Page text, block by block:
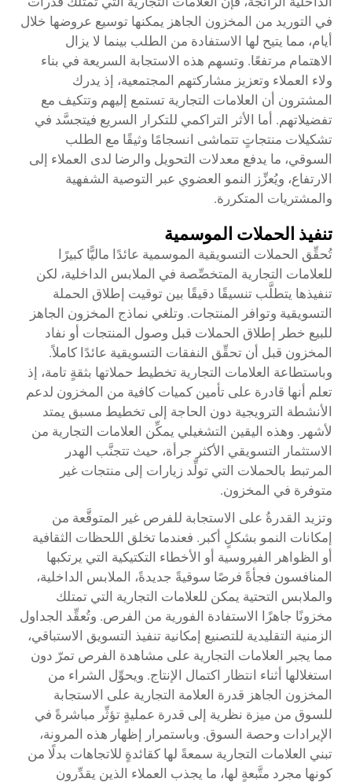
في التوريد من المخزون الجاهز يمكنها توسيع عروضها خلال
أيام، مما يتيح لها الاستفادة من الطلب بينما لا يزال
الاهتمام مرتفعًا. وتسهم هذه الاستجابة السريعة في بناء
ولاء العملاء وتعزيز مشاركتهم المجتمعية، إذ يدرك
المشترون أن العلامات التجارية تستمع إليهم وتتكيف مع
تفضيلاتهم. أما الأثر التراكمي للتكرار السريع فيتجسَّد في
تشكيلات منتجاتٍ تتماشى انسجامًا وثيقًا مع الطلب
السوقي، ما يدفع معدلات التحويل والرضا لدى العملاء إلى
الارتفاع، ويُعزِّز النمو العضوي عبر التوصية الشفهية
والمشتريات المتكررة.
تنفيذ الحملات الموسمية
تُحقِّق الحملات التسويقية الموسمية عائدًا ماليًّا كبيرًا
للعلامات التجارية المتخصِّصة في الملابس الداخلية، لكن
تنفيذها يتطلَّب تنسيقًا دقيقًا بين توقيت إطلاق الحملة
التسويقية وتوافر المنتجات. وتلغي نماذج المخزون الجاهز
للبيع خطر إطلاق الحملات قبل وصول المنتجات أو نفاد
المخزون قبل أن تحقِّق النفقات التسويقية عائدًا كاملاً.
وباستطاعة العلامات التجارية تخطيط حملاتها بثقةٍ تامة، إذ
تعلم أنها قادرة على تأمين كميات كافية من المخزون لدعم
الأنشطة الترويجية دون الحاجة إلى تخطيط مسبق يمتد
لأشهر. وهذه اليقين التشغيلي يمكِّن العلامات التجارية من
الاستثمار التسويقي الأكثر جرأة، حيث تتجنَّب الهدر
المرتبط بالحملات التي تولِّد زيارات إلى منتجات غير
متوفرة في المخزون.
وتزيد القدرةُ على الاستجابة للفرص غير المتوقَّعة من
إمكانات النمو بشكلٍ أكبر. فعندما تخلق اللحظات الثقافية
أو الظواهر الفيروسية أو الأخطاء التكتيكية التي يرتكبها
المنافسون فجأةً فرصًا سوقيةً جديدةً، الملابس الداخلية،
والملابس التحتية يمكن للعلامات التجارية التي تمتلك
مخزونًا جاهزًا الاستفادة الفورية من الفرص. وتُعقِّد الجداول
الزمنية التقليدية للتصنيع إمكانية تنفيذ التسويق الاستباقي،
مما يجبر العلامات التجارية على مشاهدة الفرص تمرّ دون
استغلالها أثناء انتظار اكتمال الإنتاج. ويحوِّل الشراء من
المخزون الجاهز قدرة العلامة التجارية على الاستجابة
للسوق من ميزة نظرية إلى قدرة عمليةٍ تؤثِّر مباشرةً في
الإيرادات وحصة السوق. وباستمرار إظهار هذه المرونة،
تبني العلامات التجارية سمعةً لها كقائدةٍ للاتجاهات بدلًا من
كونها مجرد متَّبعةٍ لها، ما يجذب العملاء الذين يقدِّرون